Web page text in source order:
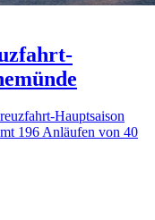
Hauptsaison
196 Anläufen von 40